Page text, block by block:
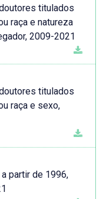
titulados
raça e natureza
2009-2021
titulados
raça e sexo,
partir de 1996,